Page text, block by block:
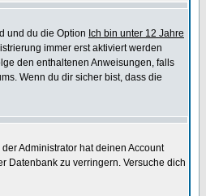
und du die Option Ich bin unter 12 Jahre
immer erst aktiviert werden
den enthaltenen Anweisungen, falls
Wenn du dir sicher bist, dass die
Administrator hat deinen Account
Datenbank zu verringern. Versuche dich